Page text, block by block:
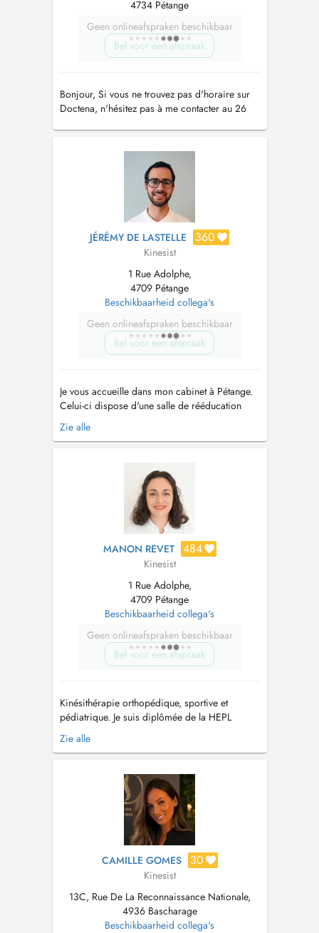
4734 Pétange
Geen onlineafspraken beschikbaar
Bel voor een afspraak
Bonjour, Si vous ne trouvez pas d'horaire sur
Doctena, n'hésitez pas à me contacter au 26
JÉRÉMY DE LASTELLE 360
Kinesist
1 Rue Adolphe,
4709 Pétange
Beschikbaarheid collega's
Geen onlineafspraken beschikbaar
Bel voor een afspraak
Je vous accueille dans mon cabinet à Pétange.
Celui-ci dispose d'une salle de rééducation
adaptée à toutes les pathologies. Nous
disposons de vélos, d'un tapis roulant, d'un
toutes les pathologies orthopédique...
Zie alle
MANON REVET 484
Kinesist
1 Rue Adolphe,
4709 Pétange
Beschikbaarheid collega's
Geen onlineafspraken beschikbaar
Bel voor een afspraak
Kinésithérapie orthopédique, sportive et
pédiatrique. Je suis diplômée de la HEPL
depuis juin 2018. Durant mes stages, J'ai eu la
chance de découvrir différents domaines tel
gériatrique et orthopédique. De plus, j'ai eu
l'opportunité de travailler au Ce...
Zie alle
CAMILLE GOMES 30
Kinesist
13C, Rue De La Reconnaissance Nationale,
4936 Bascharage
Beschikbaarheid collega's